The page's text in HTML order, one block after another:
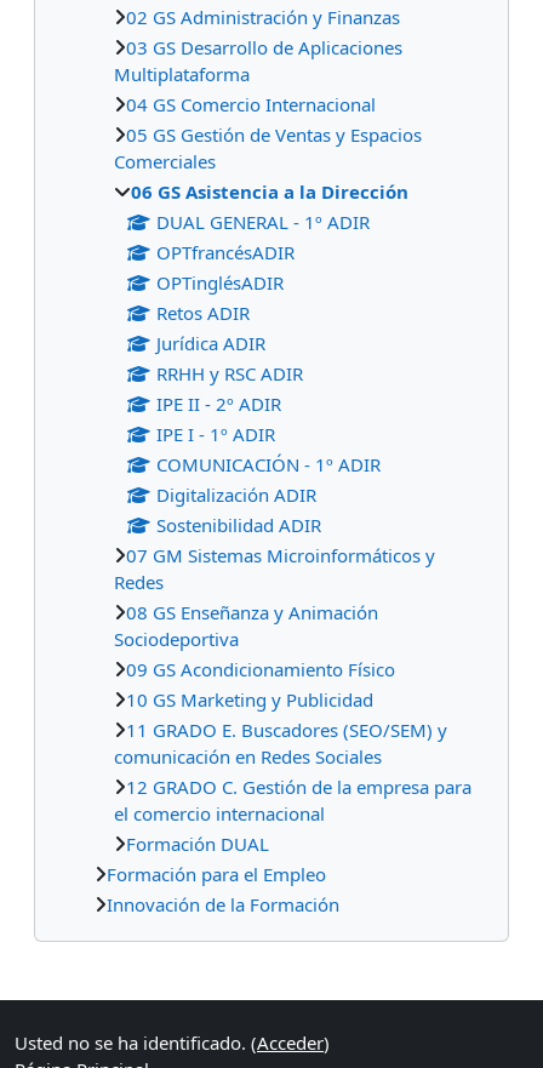
02 GS Administración y Finanzas
03 GS Desarrollo de Aplicaciones
Multiplataforma
04 GS Comercio Internacional
05 GS Gestión de Ventas y Espacios
Comerciales
06 GS Asistencia a la Dirección
DUAL GENERAL - 1º ADIR
OPTfrancésADIR
OPTinglésADIR
Retos ADIR
Jurídica ADIR
RRHH y RSC ADIR
IPE II - 2º ADIR
IPE I - 1º ADIR
COMUNICACIÓN - 1º ADIR
Digitalización ADIR
Sostenibilidad ADIR
07 GM Sistemas Microinformáticos y
Redes
08 GS Enseñanza y Animación
Sociodeportiva
09 GS Acondicionamiento Físico
10 GS Marketing y Publicidad
11 GRADO E. Buscadores (SEO/SEM) y
comunicación en Redes Sociales
12 GRADO C. Gestión de la empresa para
el comercio internacional
Formación DUAL
Formación para el Empleo
Innovación de la Formación
Bloques suplementarios
Usted no se ha identificado. (Acceder)